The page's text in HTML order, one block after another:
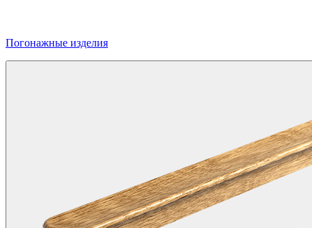
Погонажные изделия